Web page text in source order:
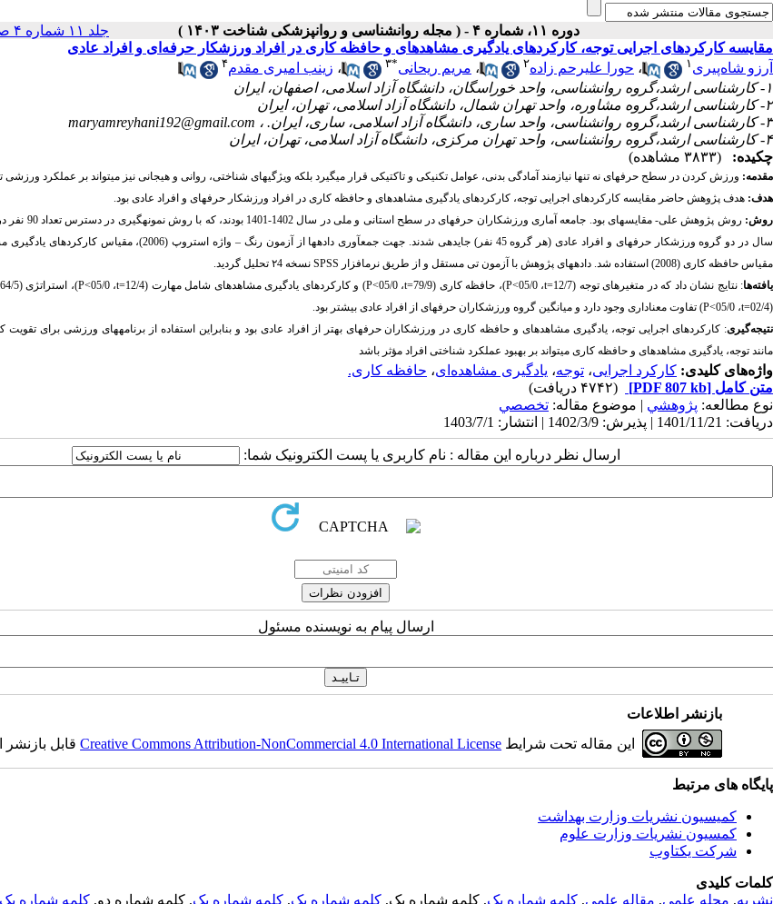
دوره ۱۱، شماره ۴ - ( مجله روانشناسی و روانپزشکی شناخت ۱۴۰۳ ) جلد ۱۱ شماره ۴ صفحات ۳۱-۱۸
مقایسه کارکردهای اجرایی توجه، کارکردهای یادگیری مشاهده‎ای و حافظه کاری در افراد ورزشکار حرفه‌ای و افراد عادی
آرزو شاه‌پیری ۱ ، حورا علیرحم زاده۲ ، مریم ریحانی*۳ ، زینب امیری مقدم۴
۱- کارشناسی ارشد،گروه روانشناسی، واحد خوراسگان، دانشگاه آزاد اسلامی، اصفهان، ایران
۲- کارشناسی ارشد،گروه مشاوره، واحد تهران شمال، دانشگاه آزاد اسلامی، تهران، ایران
۳- کارشناسی ارشد،گروه روانشناسی، واحد ساری، دانشگاه آزاد اسلامی، ساری، ایران. ،
maryamreyhani192@gmail.com
۴- کارشناسی ارشد،گروه روانشناسی، واحد تهران مرکزی، دانشگاه آزاد اسلامی، تهران، ایران
چکیده:
(۳۸۳۳ مشاهده)
مقدمه: ورزش کردن در سطح حرفه­ای نه تنها نیازمند آمادگی بدنی، عوامل تکنیکی و تاکتیکی قرار می­گیرد بلکه ویژگی­های شناختی، روانی و هیجانی نیز می­تواند بر عملکرد ورزشی
هدف: هدف پژوهش حاضر مقایسه کارکردهای اجرایی توجه، کارکردهای یادگیری مشاهده­ای و حافظه کاری در افراد ورزشکار حرفه­ای و افراد عادی بود.
روش:
سال در دو گروه ورزشکار حرفه­ای و افراد عادی (هر گروه 45 نفر) جایدهی شدند. جهت جمع­آوری داده­ها از آزمون رنگ
–
مقیاس حافظه کاری (2008) استفاده شد. داده­های پژوهش با آزمون تی مستقل و از طریق نرم­افزار
SPSS نسخه ۲4 تحلیل گردید.
یافته­‌ها: نتایج نشان داد که در متغیرهای توجه (12/7 t=، 05/0> P)، حافظه کاری (79/9 t=، 05/0> P) و کارکردهای یادگیری مشاهده­ای شامل مهارت (12/4 t=، 05/0> P)، استراتژی (64/5
(02/4
t=، 05/0> P) تفاوت معناداری وجود دارد و میانگین گروه ورزشکاران حرفه­ای از افراد عادی بیشتر بود.
نتیجه­‌گیری: کارکردهای اجرایی توجه، یادگیری مشاهده­ای و حافظه کاری در ورزشکاران حرفه­ای بهتر از افراد عادی بود و بنابراین استفاده از برنامه­های ورزشی برای تقویت
مانند توجه، یادگیری مشاهده­ای و حافظه کاری می­تواند بر بهبود عملکرد شناختی افراد مؤثر باشد
واژه‌های کلیدی: کارکرد اجرایی، توجه، یادگیری مشاهده‌ای، حافظه کاری.
متن کامل [PDF 807 kb]
(۴۷۴۲ دریافت)
نوع مطالعه: پژوهشي | موضوع مقاله: تخصصي
دریافت: 1401/11/21 | پذیرش: 1402/3/9 | انتشار: 1403/7/1
ارسال نظر درباره این مقاله : نام کاربری یا پست الکترونیک شما:
ارسال پیام به نویسنده مسئول
بازنشر اطلاعات
این مقاله تحت شرایط Creative Commons Attribution-NonCommercial 4.0 International Licenseقابل
پایگاه های مرتبط
کمیسیون نشریات وزارت بهداشت
کمسیون نشریات وزارت علوم
شرکت یکتاوب
کلمات کلیدی
نشریه, مجله علمی, مقاله علمی, کلمه شماره یک, کلمه شماره یک, کلمه شماره یک, کلمه شماره یک, کلمه شماره دو, کلمه شماره یک